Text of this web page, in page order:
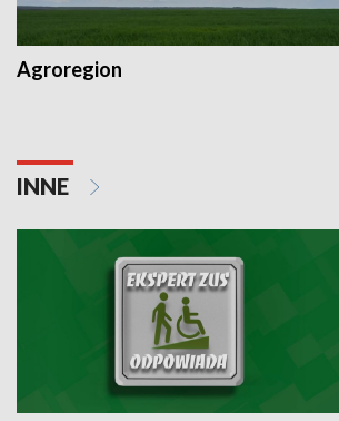
Agroregion
INNE